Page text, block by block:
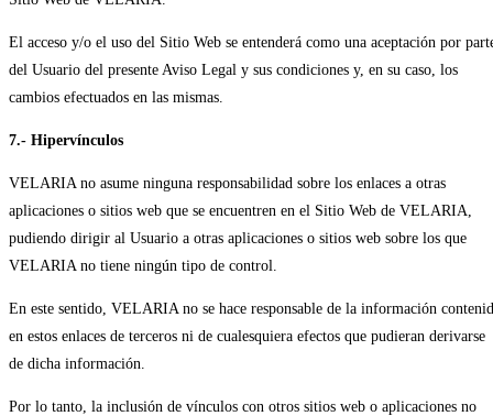
El acceso y/o el uso del Sitio Web se entenderá como una aceptación por
del Usuario del presente Aviso Legal y sus condiciones y, en su caso, los
cambios efectuados en las mismas.
7.- Hipervínculos
VELARIA no asume ninguna responsabilidad sobre los enlaces a otras
aplicaciones o sitios web que se encuentren en el Sitio Web de VELARIA,
pudiendo dirigir al Usuario a otras aplicaciones o sitios web sobre los que
VELARIA no tiene ningún tipo de control.
En este sentido, VELARIA no se hace responsable de la información
en estos enlaces de terceros ni de cualesquiera efectos que pudieran derivarse
de dicha información.
Por lo tanto, la inclusión de vínculos con otros sitios web o aplicaciones no